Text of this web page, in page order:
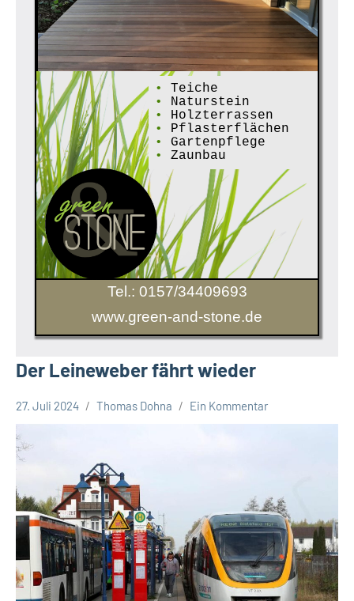
•
Teiche
•
Naturstein
•
Holzterrassen
•
Pflasterflächen
•
Gartenpflege
•
Zaunbau
Tel.: 0157/34409693
www.green-and-stone.de
Der Leineweber fährt wieder
Leopoldshöhe
27. Juli 2024 Thomas Dohna Ein Kommentar